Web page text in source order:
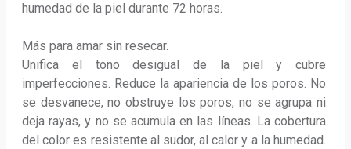
humedad de la piel durante 72 horas.
Más para amar sin resecar.
Unifica el tono desigual de la piel y cubre
imperfecciones. Reduce la apariencia de los poros. No
se desvanece, no obstruye los poros, no se agrupa ni
deja rayas, y no se acumula en las líneas. La cobertura
del color es resistente al sudor, al calor y a la humedad.